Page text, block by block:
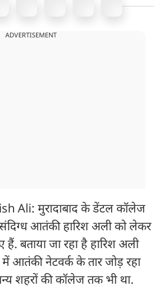
ADVERTISEMENT
Ali: मुरादाबाद के डेंटल कॉलेज
आतंकी हारिश अली को लेकर
बताया जा रहा है हारिश अली
आतंकी नेटवर्क के तार जोड़ रहा
शहरों की कॉलेज तक भी था.